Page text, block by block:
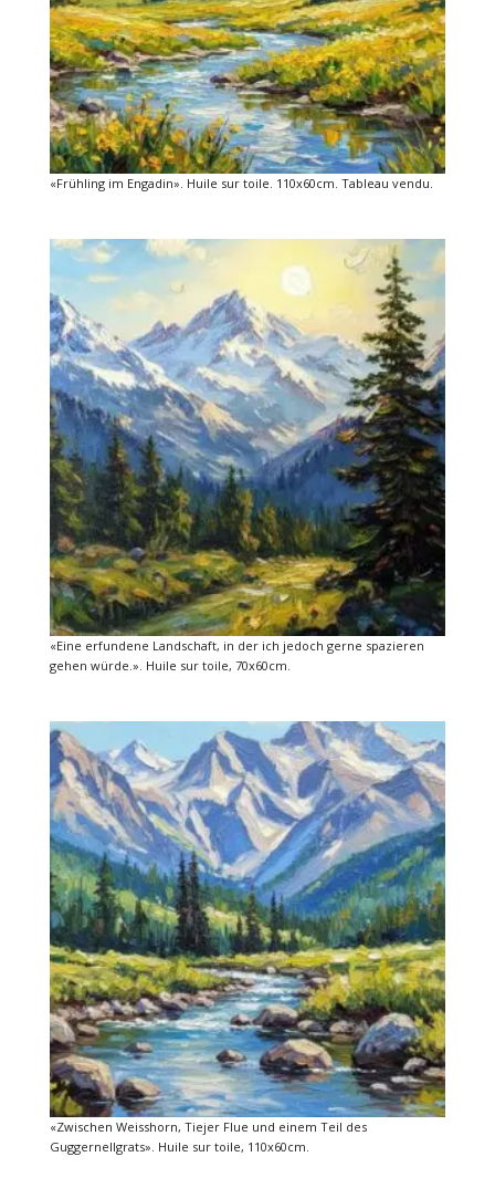
«Frühling im Engadin». Huile sur toile. 110x60cm. Tableau vendu.
«Eine erfundene Landschaft, in der ich jedoch gerne spazieren
gehen würde.». Huile sur toile, 70x60cm.
«Zwischen Weisshorn, Tiejer Flue und einem Teil des
Guggernellgrats». Huile sur toile, 110x60cm.